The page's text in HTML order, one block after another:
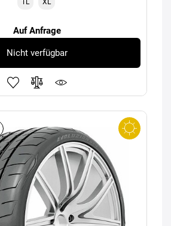
TL XL
Auf Anfrage
Nicht verfügbar